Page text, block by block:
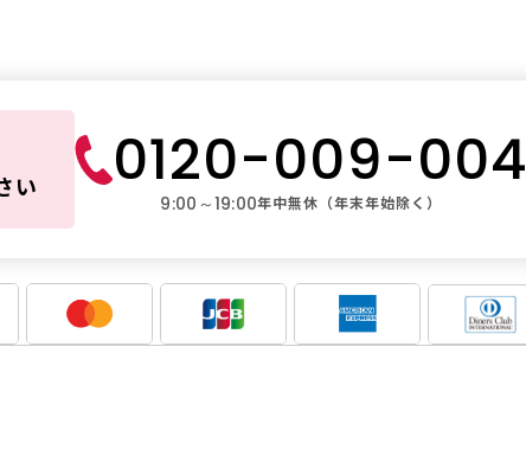
い
0120-009-004
9:00～19:00年中無休（年末年始除く）